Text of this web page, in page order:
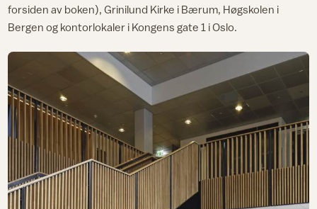
forsiden av boken), Grinilund Kirke i Bærum, Høgskolen i
Bergen og kontorlokaler i Kongens gate 1 i Oslo.